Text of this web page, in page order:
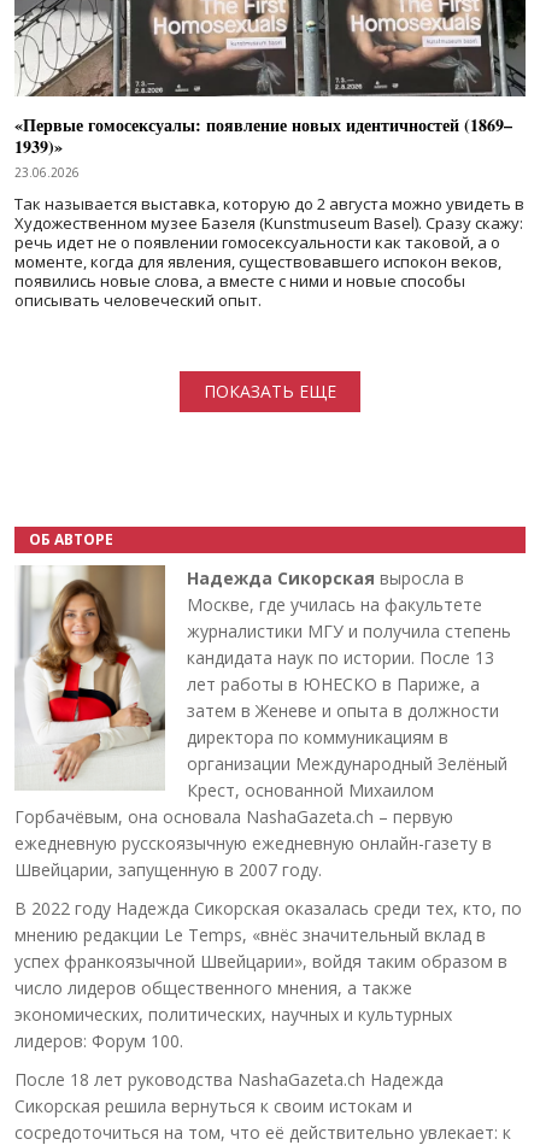
«Первые гомосексуалы: появление новых идентичностей (1869–
1939)»
23.06.2026
Так называется выставка, которую до 2 августа можно увидеть в
Художественном музее Базеля (Kunstmuseum Basel). Сразу скажу:
речь идет не о появлении гомосексуальности как таковой, а о
моменте, когда для явления, существовавшего испокон веков,
появились новые слова, а вместе с ними и новые способы
описывать человеческий опыт.
ПОКАЗАТЬ ЕЩЕ
ОБ АВТОРЕ
Надежда Сикорская выросла в
Москве, где училась на факультете
журналистики МГУ и получила степень
кандидата наук по истории. После 13
лет работы в ЮНЕСКО в Париже, а
затем в Женеве и опыта в должности
директора по коммуникациям в
организации Международный Зелёный
Крест, основанной Михаилом
Горбачёвым, она основала NashaGazeta.ch – первую
ежедневную русскоязычную ежедневную онлайн-газету в
Швейцарии, запущенную в 2007 году.
В 2022 году Надежда Сикорская оказалась среди тех, кто, по
мнению редакции Le Temps, «внёс значительный вклад в
успех франкоязычной Швейцарии», войдя таким образом в
число лидеров общественного мнения, а также
экономических, политических, научных и культурных
лидеров: Форум 100.
После 18 лет руководства NashaGazeta.ch Надежда
Сикорская решила вернуться к своим истокам и
сосредоточиться на том, что её действительно увлекает: к